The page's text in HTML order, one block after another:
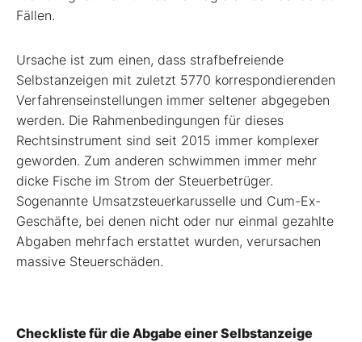
Fällen.
Ursache ist zum einen, dass strafbefreiende
Selbstanzeigen mit zuletzt 5770 korrespondierenden
Verfahrenseinstellungen immer seltener abgegeben
werden. Die Rahmenbedingungen für dieses
Rechtsinstrument sind seit 2015 immer komplexer
geworden. Zum anderen schwimmen immer mehr
dicke Fische im Strom der Steuerbetrüger.
Sogenannte Umsatzsteuerkarusselle und Cum-Ex-
Geschäfte, bei denen nicht oder nur einmal gezahlte
Abgaben mehrfach erstattet wurden, verursachen
massive Steuerschäden.
Checkliste für die Abgabe einer Selbstanzeige